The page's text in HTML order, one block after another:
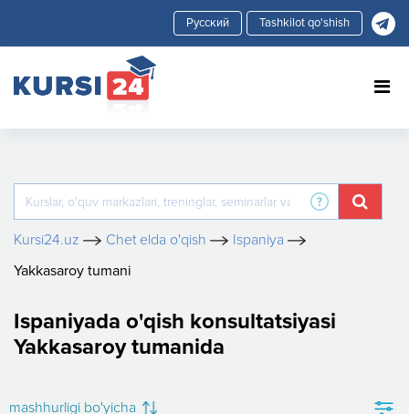
Tashkilot qo'shish
Kursi24.uz Chet elda o'qish
Ispaniya
Yakkasaroy tumani
Ispaniyada o'qish konsultatsiyasi
Yakkasaroy tumanida
mashhurligi bo'yicha